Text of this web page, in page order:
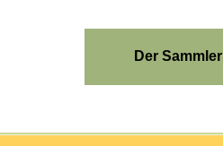
Der